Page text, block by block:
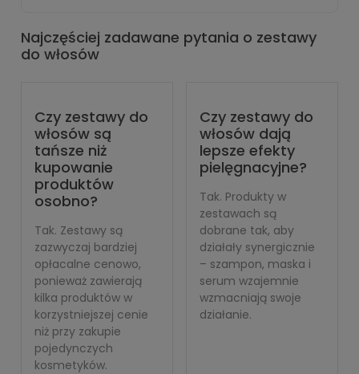
Najczęściej zadawane pytania o zestawy
do włosów
Czy zestawy do
włosów są
tańsze niż
kupowanie
produktów
osobno?
Tak. Zestawy są
zazwyczaj bardziej
opłacalne cenowo,
ponieważ zawierają
kilka produktów w
korzystniejszej cenie
niż przy zakupie
pojedynczych
kosmetyków.
Czy zestawy do
włosów dają
lepsze efekty
pielęgnacyjne?
Tak. Produkty w
zestawach są
dobrane tak, aby
działały synergicznie
– szampon, maska i
serum wzajemnie
wzmacniają swoje
działanie.